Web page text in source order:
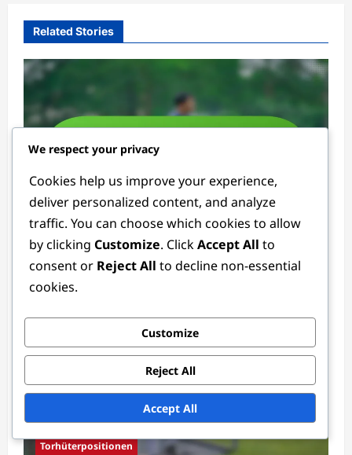
Related Stories
Torhüterpositionen
Torwart-Ausrüstung: Handschuhe, Trikots,
Schutzausrüstung
Ethan Rivers
Torhüterpositionen
We respect your privacy
Cookies help us improve your experience,
deliver personalized content, and analyze
traffic. You can choose which cookies to allow
by clicking Customize. ClickAccept All to
consent or Reject All to decline non-essential
cookies.
Customize
Reject All
Accept All